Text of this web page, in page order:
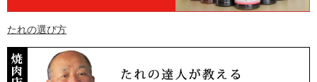
たれの選び方